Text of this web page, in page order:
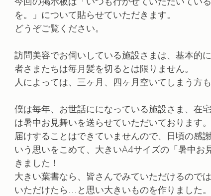
を。」について貼らせていただきます。
どうぞご覧ください。
訪問美容でお伺いしている施設さまは、基本的
者さまたちは毎月髪を切るとは限りません。
人によっては、三ヶ月、四ヶ月空いてしまう方
僕は毎年、お世話にになっている施設さま、在
は暑中お見舞いを送らせていただいております
届けすることはできていませんので、日頃の感
いう思いをこめて、大きいA4サイズの「暑中
きました！
大きい葉書なら、皆さんでみていただけるので
いただけたら…と思い大きいものを作りました。